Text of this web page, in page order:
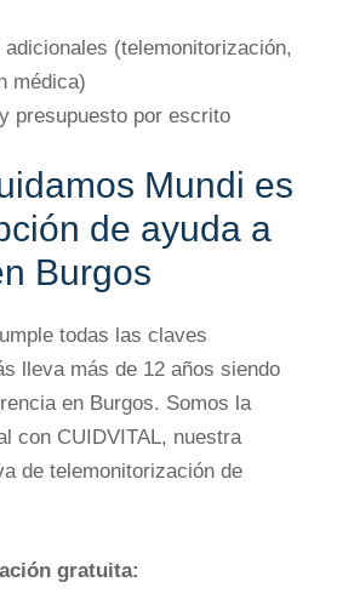
adicionales (telemonitorización,
médica)
presupuesto por escrito
Mundi es
de ayuda a
Burgos
todas las claves
lleva más de 12 años siendo
en Burgos. Somos la
con CUIDVITAL, nuestra
de telemonitorización de
gratuita: